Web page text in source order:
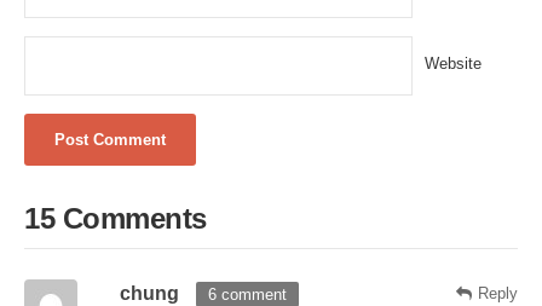
Website
15 Comments
Reply
chung 6 comment